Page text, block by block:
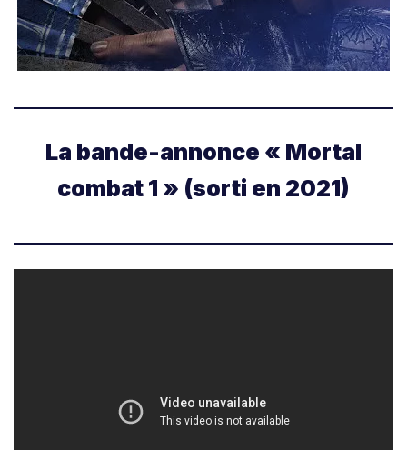
La bande-annonce « Mortal
combat 1 » (sorti en 2021)